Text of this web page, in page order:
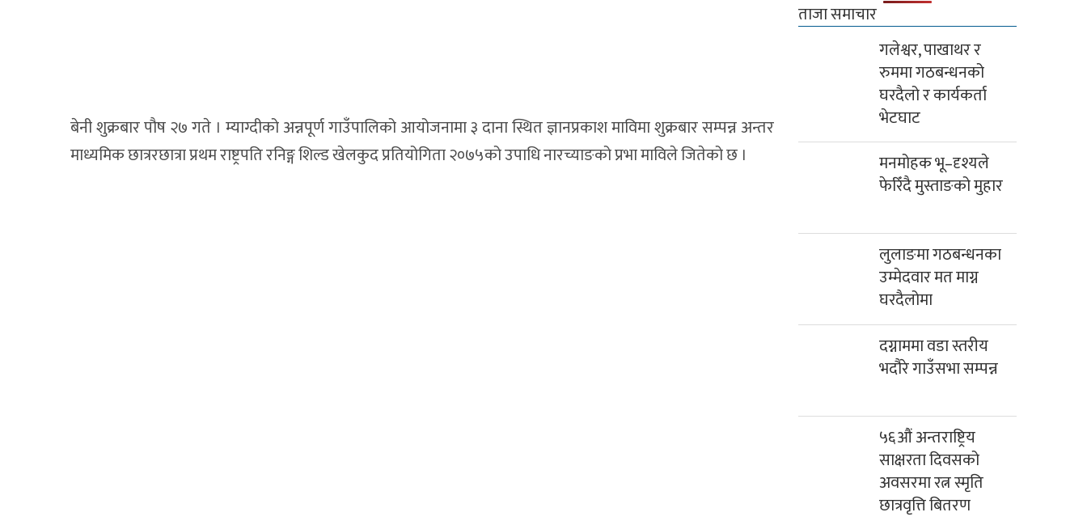
बेनी शुक्रबार पौष २७ गते । म्याग्दीको अन्नपूर्ण गाउँपालिको आयोजनामा ३ दाना स्थित ज्ञानप्रकाश माविमा शुक्रबार सम्पन्न अन्तर
माध्यमिक छात्ररछात्रा प्रथम राष्ट्रपति रनिङ्ग शिल्ड खेलकुद प्रतियोगिता २०७५को उपाधि नारच्याङको प्रभा माविले जितेको छ ।
ताजा समाचार
गलेश्वर, पाखाथर र
रुममा गठबन्धनको
घरदैलो र कार्यकर्ता
भेटघाट
मनमोहक भू–दृश्यले
फेरिँदै मुस्ताङको मुहार
लुलाङमा गठबन्धनका
उम्मेदवार मत माग्न
घरदैलोमा
दग्नाममा वडा स्तरीय
भदौरे गाउँसभा सम्पन्न
५६औं अन्तराष्ट्रिय
साक्षरता दिवसको
अवसरमा रत्न स्मृति
छात्रवृत्ति बितरण